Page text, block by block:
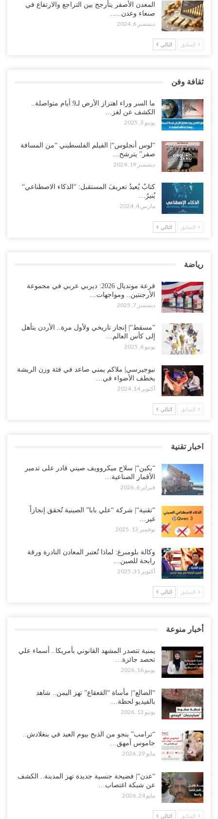
المعدن الأصفر يتأرجح بين التراجع والارتفاع في
صنعاء وعدن..…
ديسمبر 6, 2024
السابق التالي
ثقافة وفن
ما السر وراء اهتزاز الأرض لـ9 أيام متواصلة..
الكشف عن لغز…
يونيو 3, 2025
“لوس أنجلوس“| الفيلم الفلسطيني “من المسافة
صفر” يترشح…
ديسمبر 19, 2024
كتابٌ يُعيدُ تعريفَ المستقبل: “الذكاء الاصطناعي“
يُنيرُ…
مارس 4, 2024
السابق التالي
رياضة
قرعة مونديال 2026: ديربي عربي في مجموعة
الأرجنتين.. ومواجهات…
ديسمبر 7, 2025
“مسقط“| إنجاز تاريخي ولأول مرة.. الأردن يتأهل
إلى كأس العالم…
يونيو 6, 2025
نيوجيرسي| ملاكم يمني صاعد في فئة وزن الريشة
يخطف الأضواء في…
أكتوبر 14, 2024
السابق التالي
اخبار تقنية
“بكين“| سلاح ميكروويف صيني قادر على تدمير
الأقمار الصناعية…
فبراير 6, 2026
“تقنية“| شركة “علي بابا” الصينية تُحقق إنجازاً
غير…
نوفمبر 13, 2025
وكالة بلومبرغ: لماذا تُعتبر المعادن النادرة ورقة
رابحة للصين…
أكتوبر 31, 2025
السابق التالي
أخبار منوعة
يمنية تتصدر المشهد القانوني بأمريكا.. أسماء علي
تحصد جائزة…
يونيو 16, 2026
“الضالع“| مأساة “القعقاع” تهز اليمن.. شاهد
بالفيديو لحظة…
يونيو 13, 2026
“ترامب” ينجو من الذبح بيوم العيد في بنغلادش..
جاموس أمهق…
مايو 29, 2026
“عدن“| فضيحة جنسية جديدة تهز المدينة.. الكشف
عن شبكة اغتصاب…
مايو 24, 2026
السابق التالي